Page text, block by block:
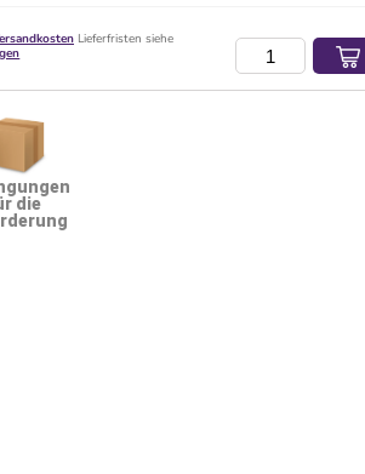
Lieferfristen siehe
die